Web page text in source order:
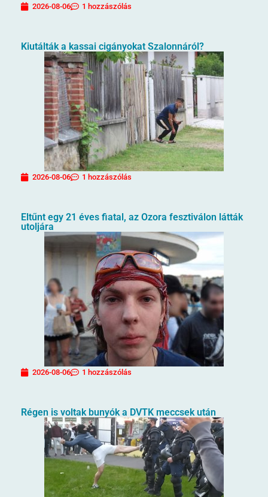
2026-08-06 1 hozzászólás
Kiutálták a kassai cigányokat Szalonnáról?
2026-08-06 1 hozzászólás
Eltűnt egy 21 éves fiatal, az Ozora fesztiválon látták
utoljára
2026-08-06 1 hozzászólás
Régen is voltak bunyók a DVTK meccsek után